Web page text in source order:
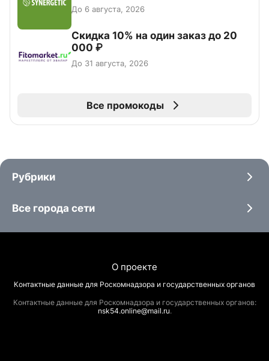
До 6 августа, 2026
Скидка 10% на один заказ до 20
000 ₽
До 31 августа, 2026
Все промокоды
Рубрики
Все города сети
О проекте
Контактные данные для Роскомнадзора и государственных органов
Контактные данные для Роскомнадзора и государственных органов:
nsk54.online@mail.ru.